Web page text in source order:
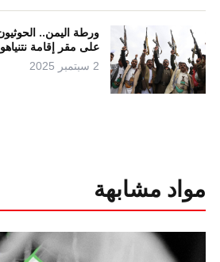
ورطة اليمن..
على مقر إقامة نتنياهو
2 سبتمبر 2025
مواد مشابهة